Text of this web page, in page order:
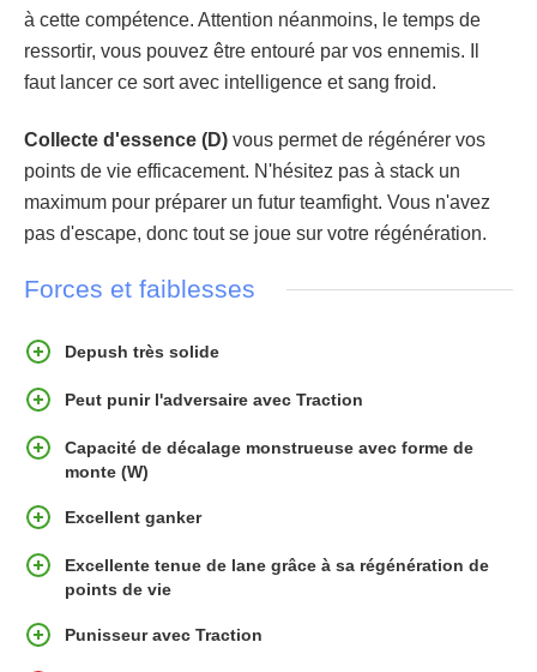
à cette compétence. Attention néanmoins, le temps de
ressortir, vous pouvez être entouré par vos ennemis. Il
faut lancer ce sort avec intelligence et sang froid.
Collecte d'essence (D) vous permet de régénérer vos
points de vie efficacement. N'hésitez pas à stack un
maximum pour préparer un futur teamfight. Vous n'avez
pas d'escape, donc tout se joue sur votre régénération.
Forces et faiblesses
Depush très solide
Peut punir l'adversaire avec Traction
Capacité de décalage monstrueuse avec forme de
monte (W)
Excellent ganker
Excellente tenue de lane grâce à sa régénération de
points de vie
Punisseur avec Traction